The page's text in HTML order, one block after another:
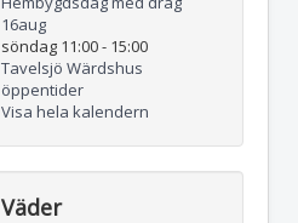
16aug
söndag 11:00- 15:00
Tavelsjö Wärdshus
öppentider
Visa hela kalendern
Väder